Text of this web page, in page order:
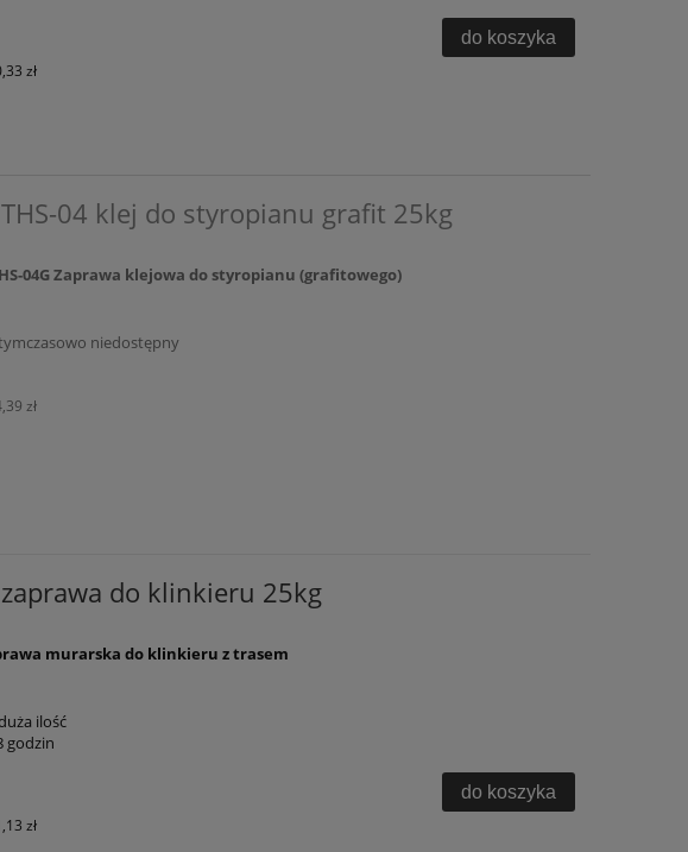
zł
do koszyka
04 klej do styropianu grafit 25kg
04G Zaprawa klejowa do styropianu (grafitowego)
niedostępny
zł
do klinkieru 25kg
murarska do klinkieru z trasem
ilość
godzin
zł
do koszyka